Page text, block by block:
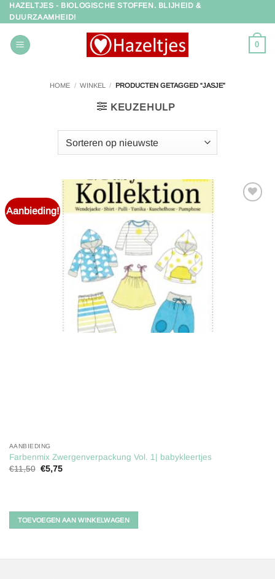
Ga
naar
inhoud
HAZELTJES - BIOLOGISCHE STOFFEN. BLIJHEID &
DUURZAAMHEID!
0
HOME / WINKEL / PRODUCTEN GETAGGED “JASJE”
KEUZEHULP
Aanbieding!
AANBIEDING
Farbenmix Zwergenverpackung Vol. 1| babykleertjes
€11,50 Oorspronkelijke
€5,75Huidige
TOEVOEGEN AAN WINKELWAGEN